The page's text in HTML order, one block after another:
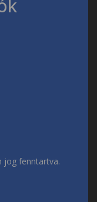
jog fenntartva.